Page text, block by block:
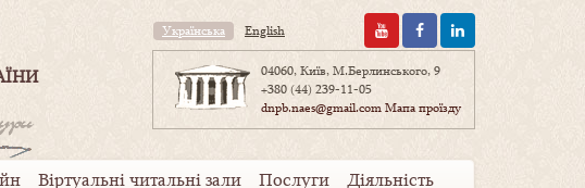
Українська English
04060, Київ, М.Берлинського, 9
+380 (44) 239-11-05
dnpb.naes@gmail.comМапа проїзду
Віртуальні читальні зали Послуги
Діяльність